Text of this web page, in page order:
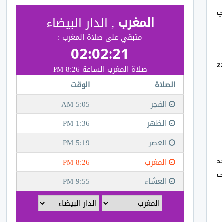
أن أخت مطلق النار كانت من بين المقتولين ميغان بيتس (22